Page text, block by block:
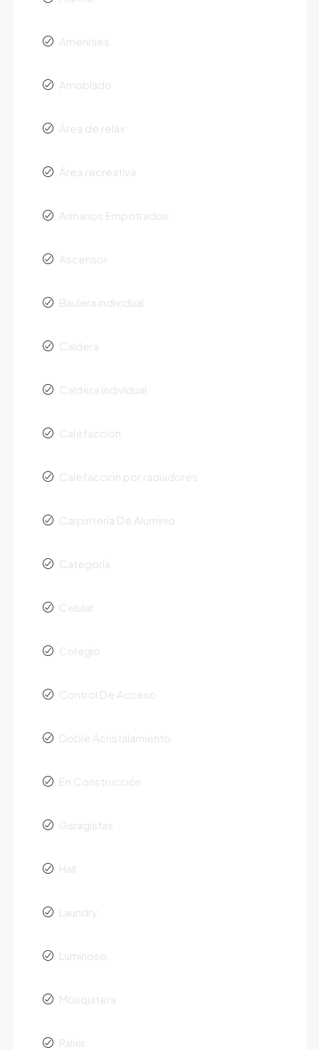
Amenities
Amoblado
Área de relax
Área recreativa
Armarios Empotrados
Ascensor
Baulera individual
Caldera
Caldera individual
Calefacción
Calefacción por radiadores
Carpintería De Aluminio
Categoría
Celular
Colegio
Control De Acceso
Doble Acristalamiento
En Construcción
Garagistas
Hall
Laundry
Luminoso
Mosquitera
Palier